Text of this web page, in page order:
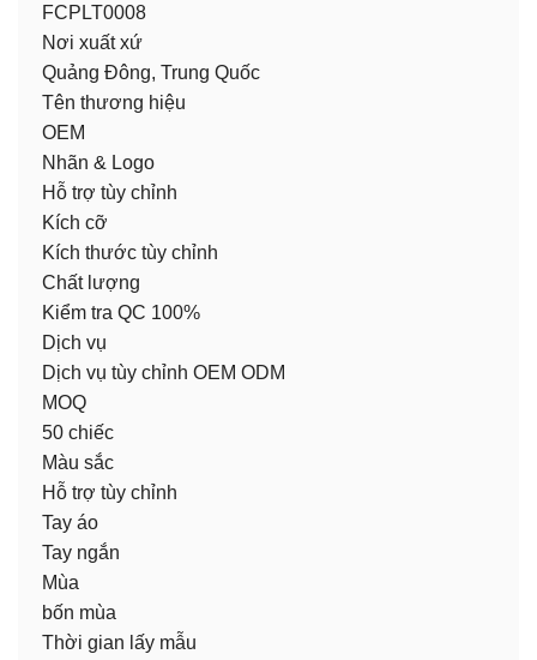
FCPLT0008
Nơi xuất xứ
Quảng Đông, Trung Quốc
Tên thương hiệu
OEM
Nhãn & Logo
Hỗ trợ tùy chỉnh
Kích cỡ
Kích thước tùy chỉnh
Chất lượng
Kiểm tra QC 100%
Dịch vụ
Dịch vụ tùy chỉnh OEM ODM
MOQ
50 chiếc
Màu sắc
Hỗ trợ tùy chỉnh
Tay áo
Tay ngắn
Mùa
bốn mùa
Thời gian lấy mẫu